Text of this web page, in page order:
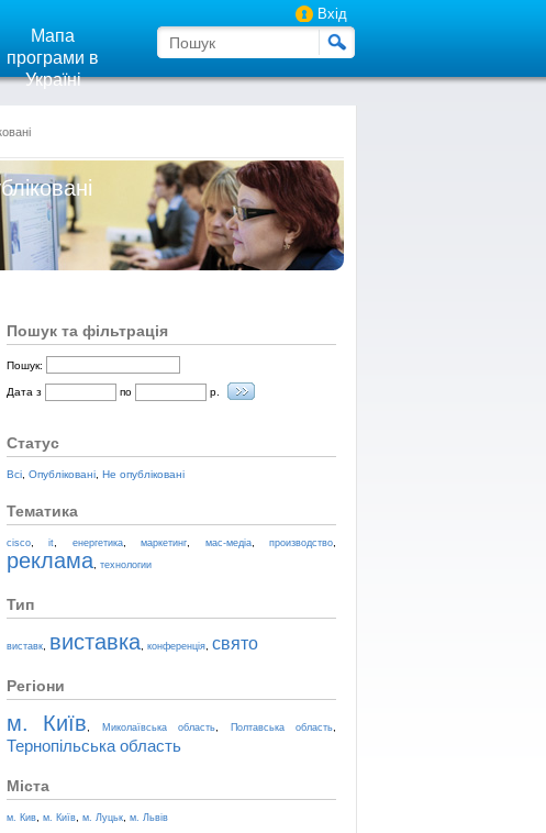
Вхід
Мапа
програми в
Україні
Пошук та фільтрація
Пошук:
Дата з по р.
Статус
Всі Опубліковані Не опубліковані
Тематика
cisco ,it енергетика,маркетинг мас-медіа,производство
реклама технологии
Тип
виставк виставка конференція свято
Регіони
м. Київ Миколаївська область Полтавська область
Тернопільська область
Міста
м. Кив м. Київ м. Луцьк м. Львів